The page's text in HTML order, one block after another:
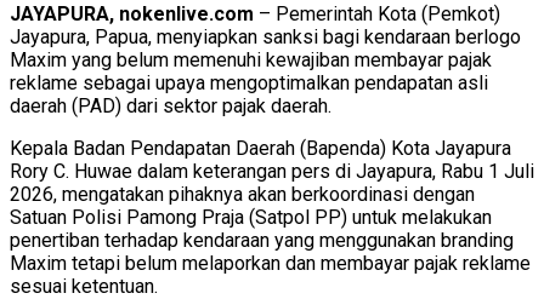
JAYAPURA, nokenlive.com – Pemerintah Kota (Pemkot)
Jayapura, Papua, menyiapkan sanksi bagi kendaraan berlogo
Maxim yang belum memenuhi kewajiban membayar pajak
reklame sebagai upaya mengoptimalkan pendapatan asli
daerah (PAD) dari sektor pajak daerah.
Kepala Badan Pendapatan Daerah (Bapenda) Kota Jayapura
Rory C. Huwae dalam keterangan pers di Jayapura, Rabu 1 Juli
2026, mengatakan pihaknya akan berkoordinasi dengan
Satuan Polisi Pamong Praja (Satpol PP) untuk melakukan
penertiban terhadap kendaraan yang menggunakan branding
Maxim tetapi belum melaporkan dan membayar pajak reklame
sesuai ketentuan.